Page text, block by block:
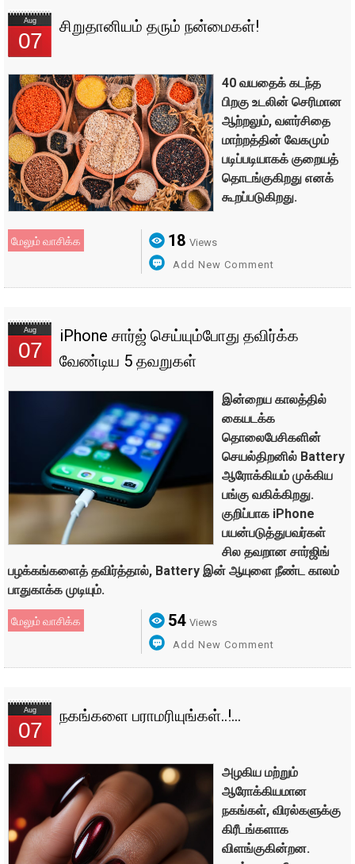
Aug
07
சிறுதானியம் தரும் நன்மைகள்!
40 வயதைக் கடந்த
பிறகு உடலின் செரிமான
ஆற்றலும், வளர்சிதை
மாற்றத்தின் வேகமும்
படிப்படியாகக் குறையத்
தொடங்குகிறது எனக்
கூறப்படுகிறது.
மேலும் வாசிக்க 18 Views
Add New Comment
Aug
07
iPhone சார்ஜ் செய்யும்போது தவிர்க்க
வேண்டிய 5 தவறுகள்
இன்றைய காலத்தில்
கையடக்க
தொலைபேசிகளின்
செயல்திறனில் Battery
ஆரோக்கியம் முக்கிய
பங்கு வகிக்கிறது.
குறிப்பாக iPhone
பயன்படுத்துபவர்கள்
சில தவறான சார்ஜிங்
பழக்கங்களைத் தவிர்த்தால், Battery இன் ஆயுளை நீண்ட காலம்
பாதுகாக்க முடியும்.
மேலும் வாசிக்க 54 Views
Add New Comment
Aug
07
நகங்களை பராமரியுங்கள்..!...
அழகிய மற்றும்
ஆரோக்கியமான
நகங்கள், விரல்களுக்கு
கிரீடங்களாக
விளங்குகின்றன.